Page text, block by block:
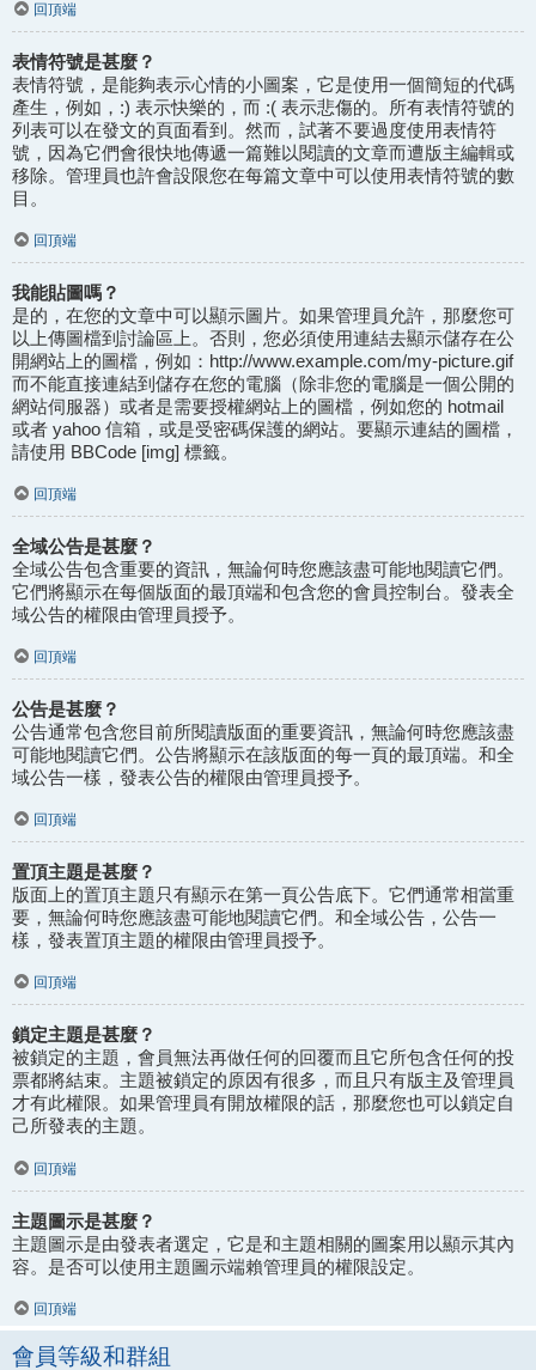
回頂端
表情符號是甚麼？
表情符號，是能夠表示心情的小圖案，它是使用一個簡短的代碼
產生，例如，:) 表示快樂的，而 :( 表示悲傷的。所有表情符號的
列表可以在發文的頁面看到。然而，試著不要過度使用表情符
號，因為它們會很快地傳遞一篇難以閱讀的文章而遭版主編輯或
移除。管理員也許會設限您在每篇文章中可以使用表情符號的數
目。
回頂端
我能貼圖嗎？
是的，在您的文章中可以顯示圖片。如果管理員允許，那麼您可
以上傳圖檔到討論區上。否則，您必須使用連結去顯示儲存在公
開網站上的圖檔，例如：http://www.example.com/my-picture.gif
而不能直接連結到儲存在您的電腦（除非您的電腦是一個公開的
網站伺服器）或者是需要授權網站上的圖檔，例如您的 hotmail
或者 yahoo 信箱，或是受密碼保護的網站。要顯示連結的圖檔，
請使用 BBCode [img] 標籤。
回頂端
全域公告是甚麼？
全域公告包含重要的資訊，無論何時您應該盡可能地閱讀它們。
它們將顯示在每個版面的最頂端和包含您的會員控制台。發表全
域公告的權限由管理員授予。
回頂端
公告是甚麼？
公告通常包含您目前所閱讀版面的重要資訊，無論何時您應該盡
可能地閱讀它們。公告將顯示在該版面的每一頁的最頂端。和全
域公告一樣，發表公告的權限由管理員授予。
回頂端
置頂主題是甚麼？
版面上的置頂主題只有顯示在第一頁公告底下。它們通常相當重
要，無論何時您應該盡可能地閱讀它們。和全域公告，公告一
樣，發表置頂主題的權限由管理員授予。
回頂端
鎖定主題是甚麼？
被鎖定的主題，會員無法再做任何的回覆而且它所包含任何的投
票都將結束。主題被鎖定的原因有很多，而且只有版主及管理員
才有此權限。如果管理員有開放權限的話，那麼您也可以鎖定自
己所發表的主題。
回頂端
主題圖示是甚麼？
主題圖示是由發表者選定，它是和主題相關的圖案用以顯示其內
容。是否可以使用主題圖示端賴管理員的權限設定。
回頂端
會員等級和群組